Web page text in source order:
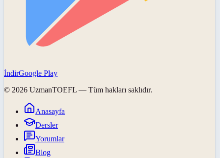
İndirGoogle Play
© 2026 UzmanTOEFL — Tüm hakları saklıdır.
Anasayfa
Dersler
Yorumlar
Blog